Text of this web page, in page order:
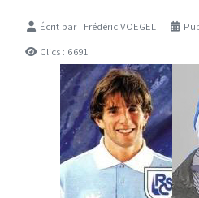
DétailsÉcrit par : Frédéric VOEGEL
Clics : 6691